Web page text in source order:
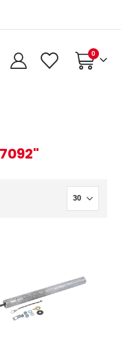
Warenkorb
0Artikel